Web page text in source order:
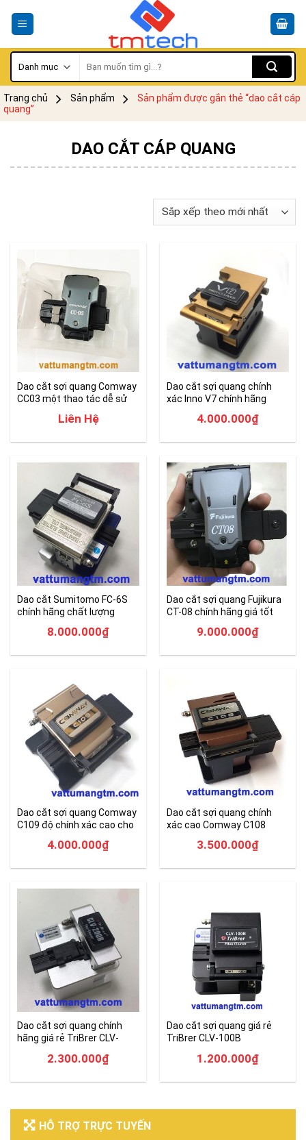
kiếm:
Trang chủ Sản phẩm
Sản phẩm được gắn thẻ “dao cắt cáp
quang”
HỖ TRỢ TRỰC TUYẾN
DAO CẮT CÁP QUANG
Dao cắt sợi quang Comway
CC03 một thao tác dễ sử
Liên Hệ
Dao cắt sợi quang chính
xác Inno V7 chính hãng
4.000.000₫
Dao cắt Sumitomo FC-6S
chính hãng chất lượng
8.000.000₫
Dao cắt sợi quang Fujikura
CT-08 chính hãng giá tốt
9.000.000₫
Dao cắt sợi quang Comway
C109 độ chính xác cao cho
4.000.000₫
Dao cắt sợi quang chính
xác cao Comway C108
3.500.000₫
Dao cắt sợi quang chính
hãng giá rẻ TriBrer CLV-
2.300.000₫
Dao cắt sợi quang giá rẻ
TriBrer CLV-100B
1.200.000₫